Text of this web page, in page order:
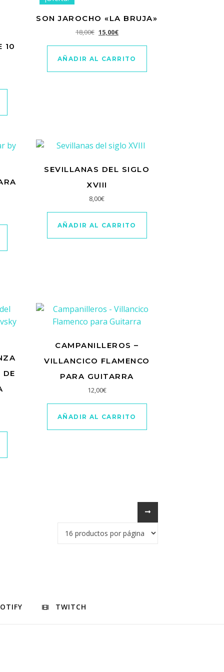
10
era: 10,00€.
actual es: 5,99€.
SON JAROCHO «LA BRUJA»
18,00€ El precio original era: 18,00€.
15,00€El precio actual es: 15,00€.
AÑADIR AL CARRITO
SEVILLANAS DEL SIGLO
XVIII
8,00€
AÑADIR AL CARRITO
DE
CAMPANILLEROS –
VILLANCICO FLAMENCO
PARA GUITARRA
12,00€
AÑADIR AL CARRITO
TWITCH